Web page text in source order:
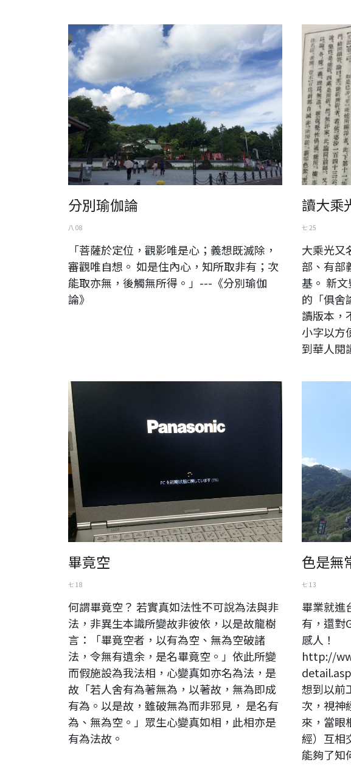
日本。愛知縣。犬山城外
分別瑜伽論
八 08
「菩薩於定位，觀影唯是心；義想既滅除，
審觀唯自想。 如是住內心，知所取非有；次
能取亦無，後觸無所得。」---《分別瑜伽
論》
佛教大系俱
讀大乘
七 25
大乘光又
部、有部
基。 新
的「俱舍
讀版本，
小字以方
到華人閱
panasonic Let's note LX3
畢竟空
七 18
何謂畢竟空？ 若實真如法性不可說為法與非
法，非異生本識所變故非彼依，以是故龍樹
言：「畢竟空者，以有為空、無為空破諸
法，令無有遺余，是名畢竟空。」依此所變
而假施設為我法相，心變真如亦名為法，是
故「若人舍有為著無為，以著故，無為即成
有為。以是故，雖破無為而非邪見， 是名有
為、無為空。」眾生心變真如相，此相亦是
有為法故。
色是無
七 13
畢業就進
有，還對
感人！
http://
想到以前
次，視神
來，當眼
經）互相
能夠了知